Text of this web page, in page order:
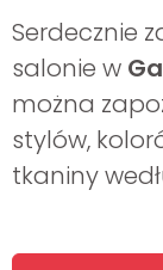
Serdecznie
salonie w
można
stylów,
tkaniny